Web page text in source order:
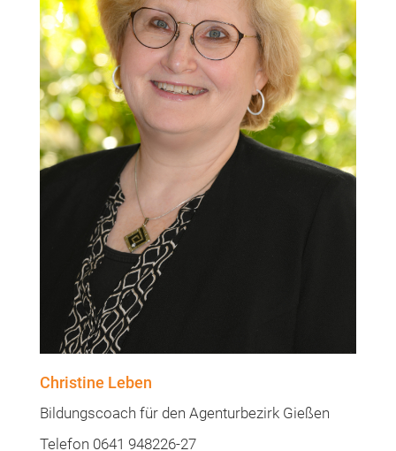
Christine Leben
Bildungscoach für den Agenturbezirk Gießen
Telefon 0641 948226-27